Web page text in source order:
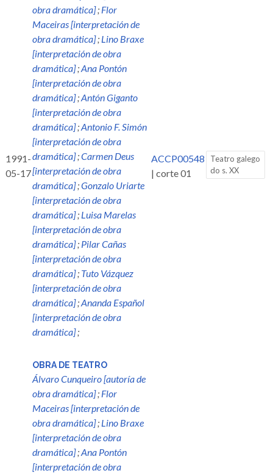
1991-
05-17
obra dramática]; Flor
Maceiras [interpretación de
obra dramática]; Lino Braxe
[interpretación de obra
dramática];Ana Pontón
[interpretación de obra
dramática];Antón Giganto
[interpretación de obra
dramática];Antonio F. Simón
[interpretación de obra
dramática];Carmen Deus
[interpretación de obra
dramática];Gonzalo Uriarte
[interpretación de obra
dramática]; Luisa Marelas
[interpretación de obra
dramática]; Pilar Cañas
[interpretación de obra
dramática]; Tuto Vázquez
[interpretación de obra
dramática];Ananda Español
[interpretación de obra
dramática];
ACCP00548
| corte 01
Teatro galego
do s. XX
OBRA DE TEATRO
Álvaro Cunqueiro [autoría de
obra dramática]; Flor
Maceiras [interpretación de
obra dramática]; Lino Braxe
[interpretación de obra
dramática];Ana Pontón
[interpretación de obra